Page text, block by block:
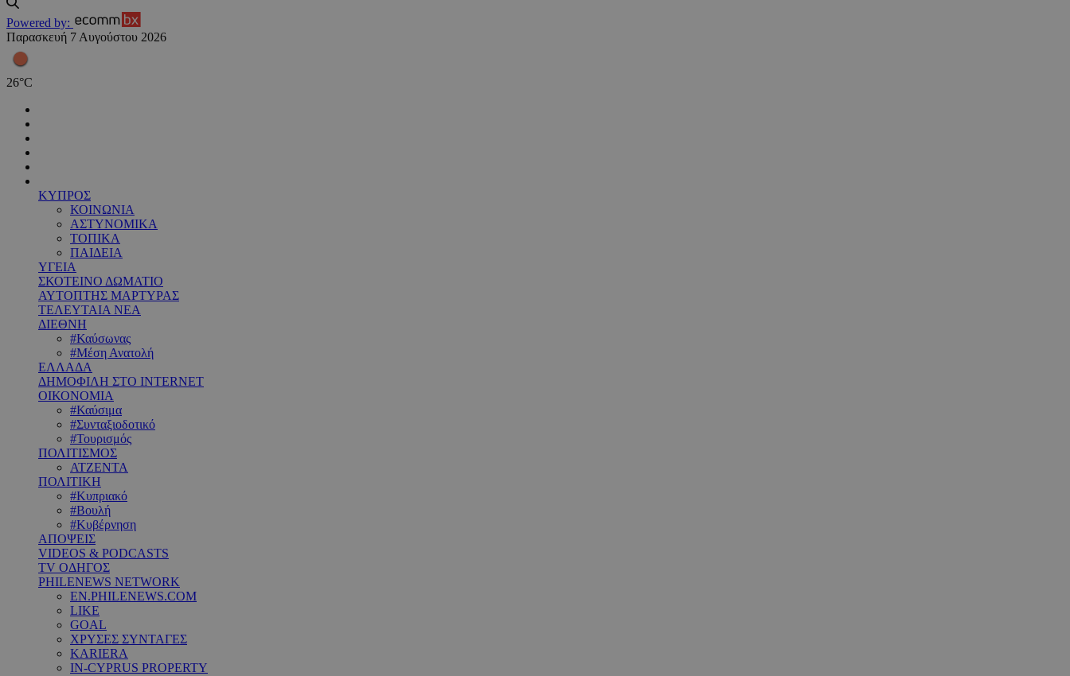
Powered by:
Παρασκευή 7 Αυγούστου 2026
26°C
ΚΥΠΡΟΣ
ΚΟΙΝΩΝΙΑ
ΑΣΤΥΝΟΜΙΚΑ
ΤΟΠΙΚΑ
ΠΑΙΔΕΙΑ
ΥΓΕΙΑ
ΣΚΟΤΕΙΝΟ ΔΩΜΑΤΙΟ
ΑΥΤΟΠΤΗΣ ΜΑΡΤΥΡΑΣ
ΤΕΛΕΥΤΑΙΑ ΝΕΑ
ΔΙΕΘΝΗ
#Καύσωνας
#Μέση Ανατολή
ΕΛΛΑΔΑ
ΔΗΜΟΦΙΛΗ ΣΤΟ INTERNET
ΟΙΚΟΝΟΜΙΑ
#Καύσιμα
#Συνταξιοδοτικό
#Τουρισμός
ΠΟΛΙΤΙΣΜΟΣ
ΑΤΖΕΝΤΑ
ΠΟΛΙΤΙΚΗ
#Κυπριακό
#Βουλή
#Κυβέρνηση
ΑΠΟΨΕΙΣ
VIDEOS & PODCASTS
TV ΟΔΗΓΟΣ
PHILENEWS NETWORK
EN.PHILENEWS.COM
LIKE
GOAL
ΧΡΥΣΕΣ ΣΥΝΤΑΓΕΣ
KARIERA
IN-CYPRUS PROPERTY